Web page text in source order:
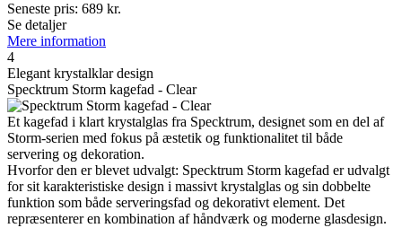
Seneste pris: 689 kr.
Se detaljer
Mere information
4
Elegant krystalklar design
Specktrum Storm kagefad - Clear
Et kagefad i klart krystalglas fra Specktrum, designet som en del af
Storm-serien med fokus på æstetik og funktionalitet til både
servering og dekoration.
Hvorfor den er blevet udvalgt: Specktrum Storm kagefad er udvalgt
for sit karakteristiske design i massivt krystalglas og sin dobbelte
funktion som både serveringsfad og dekorativt element. Det
repræsenterer en kombination af håndværk og moderne glasdesign.